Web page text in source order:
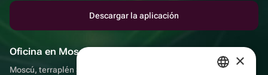
Descargar la aplicación
Oficina en Moscú
Moscú, terraplén Sadovnicheskaya, 9, sala 2/3 ×